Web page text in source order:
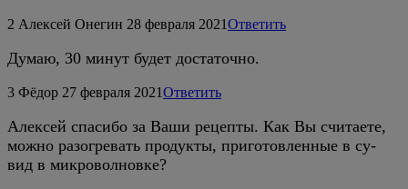
2 Алексей Онегин 28 февраля 2021Ответить
Думаю, 30 минут будет достаточно.
3 Фёдор 27 февраля 2021Ответить
Алексей спасибо за Ваши рецепты. Как Вы считаете,
можно разогревать продукты, приготовленные в су-
вид в микроволновке?